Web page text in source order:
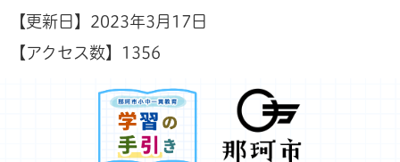
【更新日】 2023年3月17日
【アクセス数】
1356
那珂市小中一貫教育